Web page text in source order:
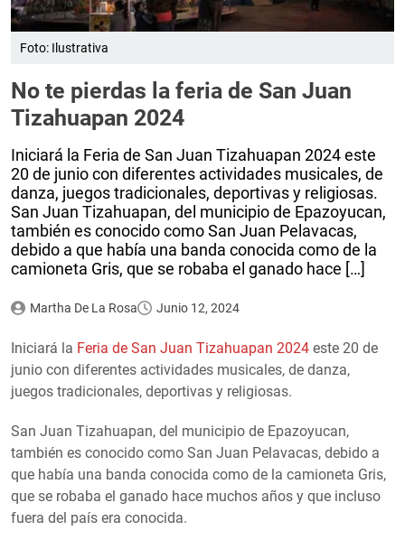
Foto: Ilustrativa
No te pierdas la feria de San Juan
Tizahuapan 2024
Iniciará la Feria de San Juan Tizahuapan 2024 este
20 de junio con diferentes actividades musicales, de
danza, juegos tradicionales, deportivas y religiosas.
San Juan Tizahuapan, del municipio de Epazoyucan,
también es conocido como San Juan Pelavacas,
debido a que había una banda conocida como de la
camioneta Gris, que se robaba el ganado hace […]
Martha De La Rosa Junio 12, 2024
Iniciará la Feria de San Juan Tizahuapan 2024 este 20 de
junio con diferentes actividades musicales, de danza,
juegos tradicionales, deportivas y religiosas.
San Juan Tizahuapan, del municipio de Epazoyucan,
también es conocido como San Juan Pelavacas, debido a
que había una banda conocida como de la camioneta Gris,
que se robaba el ganado hace muchos años y que incluso
fuera del país era conocida.